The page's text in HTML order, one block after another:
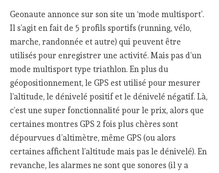
Geonaute annonce sur son site un ‘mode multisport’.
Il s’agit en fait de 5 profils sportifs (running, vélo,
marche, randonnée et autre) qui peuvent être
utilisés pour enregistrer une activité. Mais pas d’un
mode multisport type triathlon. En plus du
géopositionnement, le GPS est utilisé pour mesurer
l’altitude, le dénivelé positif et le dénivelé négatif. Là,
c’est une super fonctionnalité pour le prix, alors que
certaines montres GPS 2 fois plus chères sont
dépourvues d’altimètre, même GPS (ou alors
certaines affichent l’altitude mais pas le dénivelé). En
revanche, les alarmes ne sont que sonores (il y a